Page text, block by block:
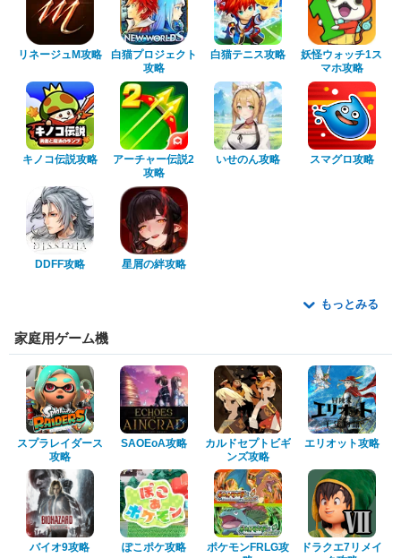
リネージュM攻略
白猫プロジェクト
攻略
白猫テニス攻略
妖怪ウォッチ1ス
マホ攻略
キノコ伝説攻略
アーチャー伝説2
攻略
いせのん攻略 スマグロ攻略
DDFF攻略 星屑の絆攻略
もっとみる
家庭用ゲーム機
スプラレイダース
攻略
SAOEoA攻略
カルドセプトビギ
ンズ攻略
エリオット攻略
バイオ9攻略 ぽこポケ攻略
ポケモンFRLG攻
ドラクエ7リメイ